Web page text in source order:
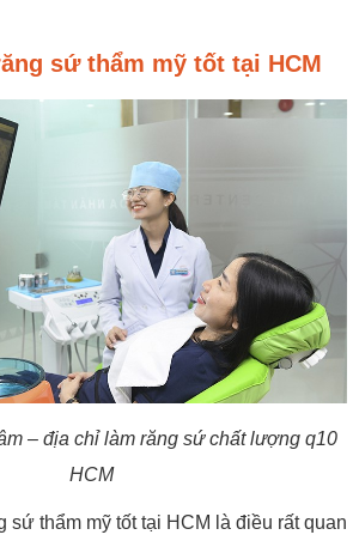
sứ thẩm mỹ tốt tại HCM
– địa chỉ làm răng sứ chất lượng q10
HCM
sứ thẩm mỹ tốt tại HCM là điều rất quan